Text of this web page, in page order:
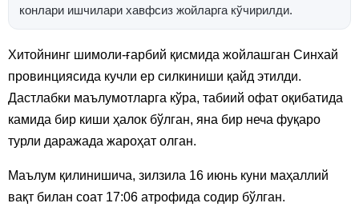
конлари ишчилари хавфсиз жойларга кўчирилди.
Хитойнинг шимоли-ғарбий қисмида жойлашган Синхай
провинциясида кучли ер силкиниши қайд этилди.
Дастлабки маълумотларга кўра, табиий офат оқибатида
камида бир киши ҳалок бўлган, яна бир неча фуқаро
турли даражада жароҳат олган.
Маълум қилинишича, зилзила 16 июнь куни маҳаллий
вақт билан соат 17:06 атрофида содир бўлган.